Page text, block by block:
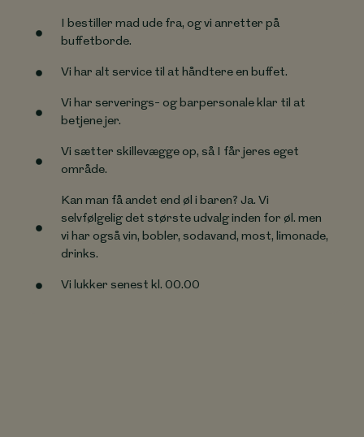
I bestiller mad ude fra, og vi anretter på
buffetborde.
Vi har alt service til at håndtere en buffet.
Vi har serverings- og barpersonale klar til at
betjene jer.
Vi sætter skillevægge op, så I får jeres eget
område.
Kan man få andet end øl i baren? Ja. Vi
selvfølgelig det største udvalg inden for øl. men
vi har også vin, bobler, sodavand, most, limonade,
drinks.
Vi lukker senest kl. 00.00